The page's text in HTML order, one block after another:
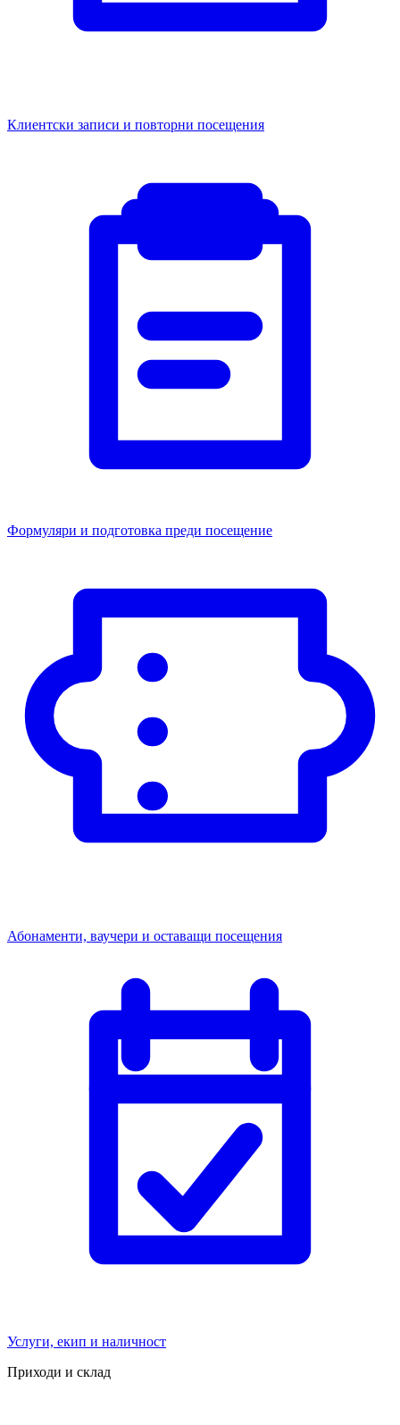
Клиентски записи и повторни посещения
Формуляри и подготовка преди посещение
Абонаменти, ваучери и оставащи посещения
Услуги, екип и наличност
Приходи и склад